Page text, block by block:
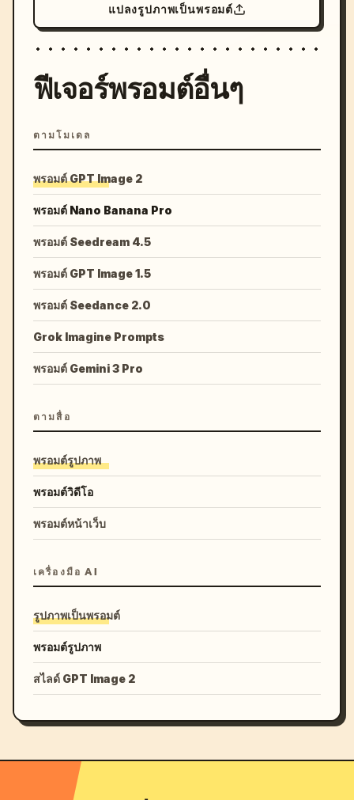
แปลงรูปภาพเป็นพรอมต์
ฟีเจอร์พรอมต์อื่นๆ
ตามโมเดล
พรอมต์ GPT Image 2
พรอมต์ Nano Banana Pro
พรอมต์ Seedream 4.5
พรอมต์ GPT Image 1.5
พรอมต์ Seedance 2.0
Grok Imagine Prompts
พรอมต์ Gemini 3 Pro
ตามสื่อ
พรอมต์รูปภาพ
พรอมต์วิดีโอ
พรอมต์หน้าเว็บ
เครื่องมือ AI
รูปภาพเป็นพรอมต์
พรอมต์รูปภาพ
สไลด์ GPT Image 2